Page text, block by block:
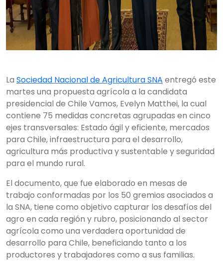
La Sociedad Nacional de Agricultura SNA entregó este
martes una propuesta agrícola a la candidata
presidencial de Chile Vamos, Evelyn Matthei, la cual
contiene 75 medidas concretas agrupadas en cinco
ejes transversales: Estado ágil y eficiente, mercados
para Chile, infraestructura para el desarrollo,
agricultura más productiva y sustentable y seguridad
para el mundo rural.
El documento, que fue elaborado en mesas de
trabajo conformadas por los 50 gremios asociados a
la SNA, tiene como objetivo capturar los desafíos del
agro en cada región y rubro, posicionando al sector
agrícola como una verdadera oportunidad de
desarrollo para Chile, beneficiando tanto a los
productores y trabajadores como a sus familias.